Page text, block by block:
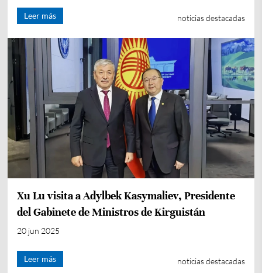
Leer más noticias destacadas
Xu Lu visita a Adylbek Kasymaliev, Presidente
del Gabinete de Ministros de Kirguistán
20 jun 2025
Leer más noticias destacadas